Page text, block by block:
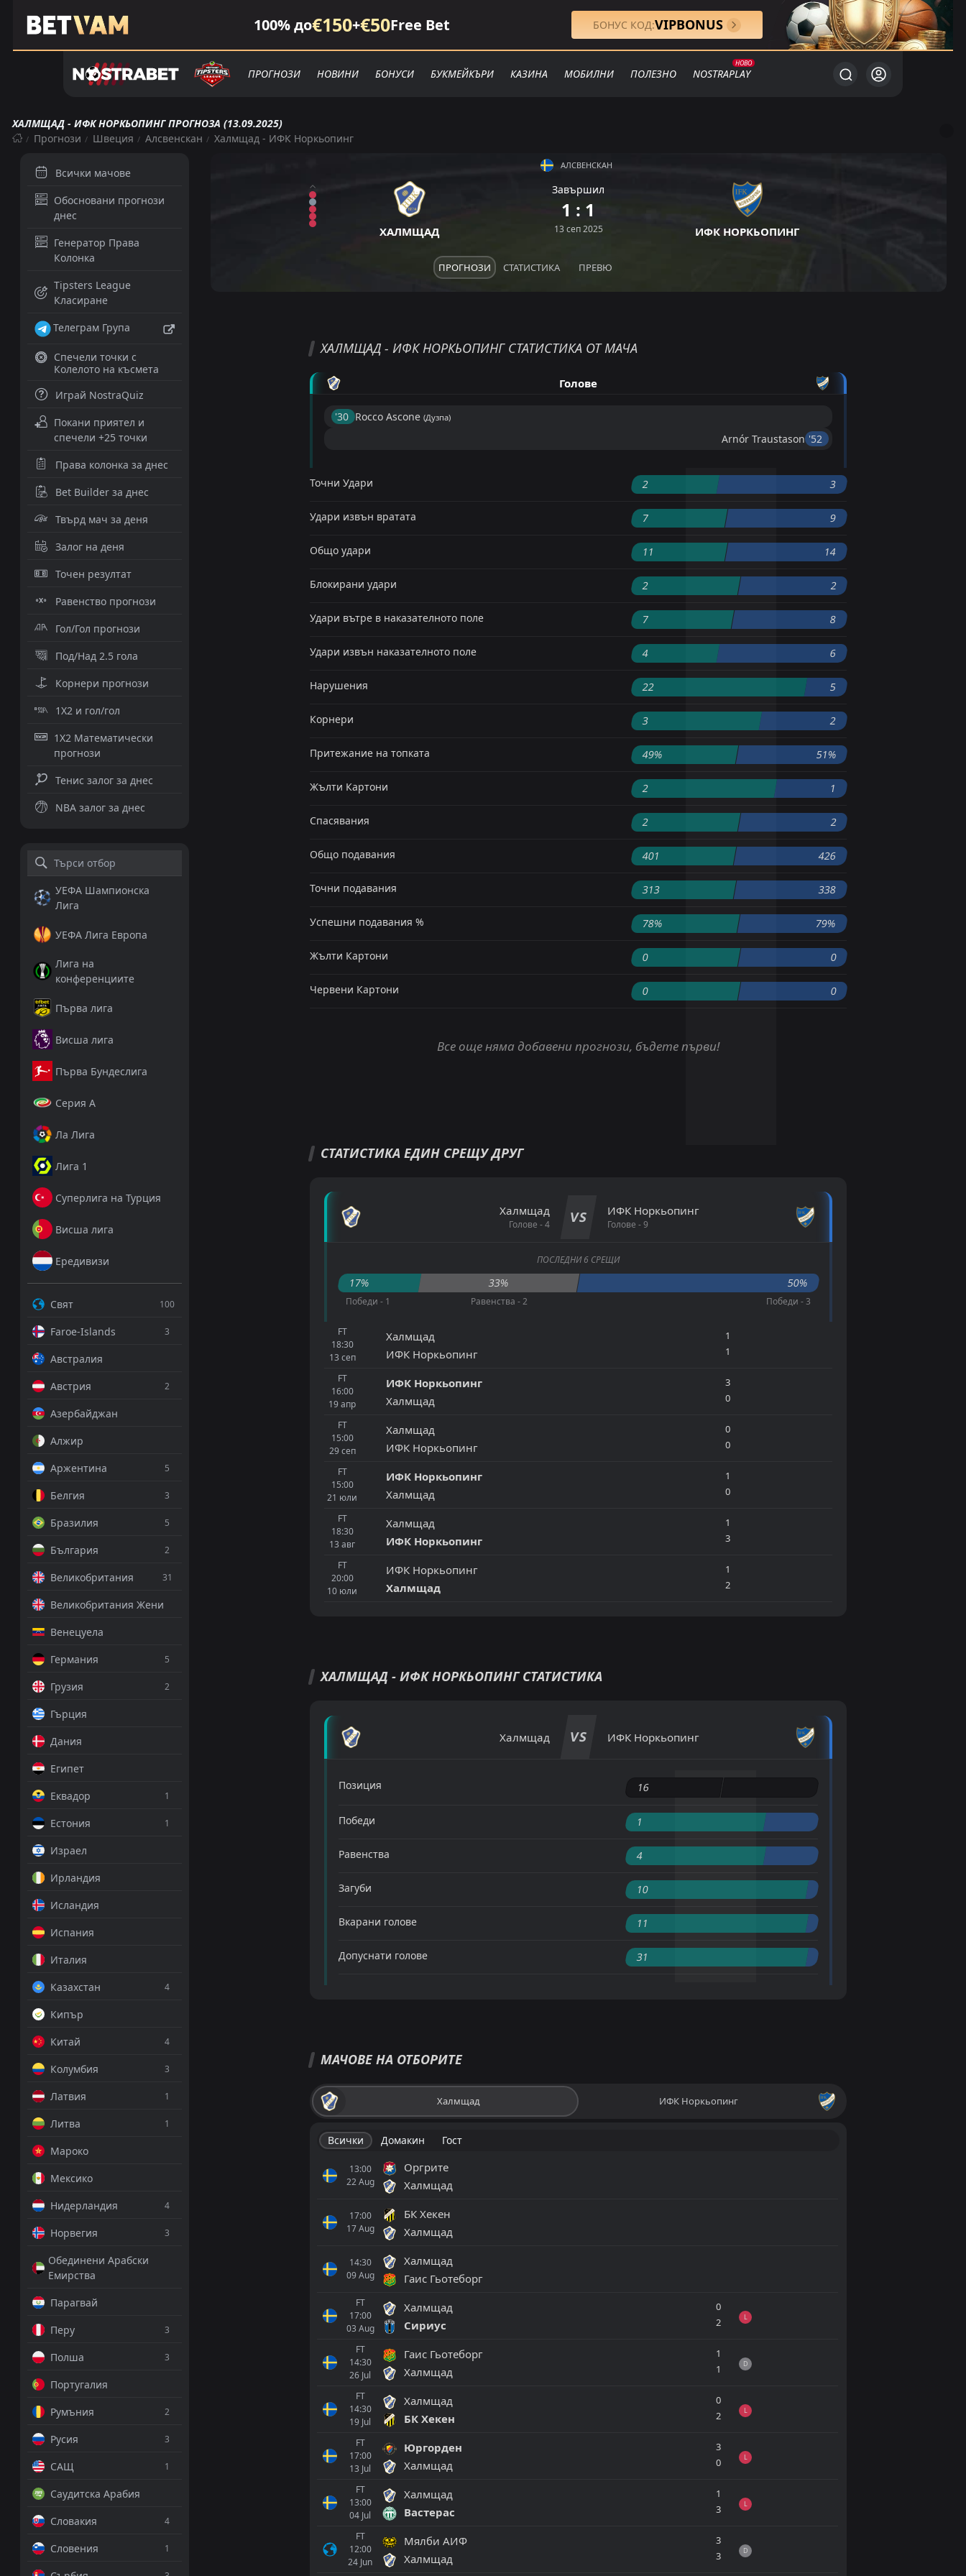
100% до€150+€50Free Bet БОНУС КОД:VIPBONUS
ПРОГНОЗИ НОВИНИ БОНУСИ БУКМЕЙКЪРИ КАЗИНА МОБИЛНИ ПОЛЕЗНО NOSTRAPLAY
ХАЛМЩАД - ИФК НОРКЬОПИНГ ПРОГНОЗА (13.09.2025)
Прогнози
Швеция Алсвенскан Халмщад - ИФК Норкьопинг
Всички мачове
Обосновани прогнози
днес
Генератор Права
Колонка
Tipsters League
Класиране
Телеграм Група
Спечели точки с
Колелото на късмета
Играй NostraQuiz
Покани приятел и
спечели +25 точки
Права колонка за днес
Bet Builder за днес
Твърд мач за деня
Залог на деня
Точен резултат
Равенство прогнози
Гол/Гол прогнози
Под/Над 2.5 гола
Корнери прогнози
1X2 и гол/гол
1X2 Математически
прогнози
Тенис залог за днес
NBA залог за днес
УЕФА Шампионска
Лига
УЕФА Лига Европа
Лига на
конференциите
Първа лига
Висша лига
Първа Бундеслига
Серия А
Ла Лига
Лига 1
Суперлига на Турция
Висша лига
Ередивизи
Свят 100
Faroe-Islands 3
Австралия
Австрия
2
Азербайджан
Алжир
Аржентина
5
Белгия 3
Бразилия 5
България 2
Великобритания 31
Великобритания Жени
Венецуела
Германия
5
Грузия 2
Гърция
Дания
Египет
Еквадор
1
Естония 1
Израел
Ирландия
Исландия
Испания
Италия
Казахстан
4
Кипър
Китай
4
Колумбия 3
Латвия 1
Литва 1
Мароко
Мексико
Нидерландия
4
Норвегия 3
Обединени Арабски
Емирства
Парагвай
Перу
3
Полша 3
Португалия
Румъния
2
Русия 3
САЩ 1
Саудитска Арабия
Словакия
4
Словения 1
АЛСВЕНСКАН
ХАЛМЩАД
Завършил
1 : 1
13 сеп 2025 ИФК НОРКЬОПИНГ
ПРОГНОЗИ СТАТИСТИКА ПРЕВЮ
ХАЛМЩАД - ИФК НОРКЬОПИНГ СТАТИСТИКА ОТ МАЧА
Голове
'30 ︎ Rocco Ascone (Дузпа)
Arnór Traustason '52 ︎
Точни Удари 2 3
Удари извън вратата 7 9
Общо удари 11 14
Блокирани удари 2 2
Удари вътре в наказателното поле 7 8
Удари извън наказателното поле 4 6
Нарушения 22 5
Корнери 3 2
Притежание на топката 49% 51%
Жълти Картони 2 1
Спасявания 2 2
Общо подавания 401 426
Точни подавания 313 338
Успешни подавания % 78% 79%
Жълти Картони 0 0
Червени Картони 0 0
Все още няма добавени прогнози, бъдете първи!
СТАТИСТИКА ЕДИН СРЕЩУ ДРУГ
Халмщад
Голове - 4 VS ИФК Норкьопинг
Голове - 9
ПОСЛЕДНИ 6 СРЕЩИ
17% 33% 50%
Победи - 1 Равенства - 2 Победи - 3
FT
18:30
13 сеп
Халмщад
ИФК Норкьопинг
1
1
FT
16:00
19апр
ИФК Норкьопинг
Халмщад
3
0
FT
15:00
29сеп
Халмщад
ИФК Норкьопинг
0
0
FT
15:00
21 юли
ИФК Норкьопинг
Халмщад
1
0
FT
18:30
13 авг
Халмщад
ИФК Норкьопинг
1
3
FT
20:00
10 юли
ИФК Норкьопинг
Халмщад
1
2
ХАЛМЩАД - ИФК НОРКЬОПИНГ СТАТИСТИКА
Халмщад VS ИФК Норкьопинг
Позиция 16
Победи 1
Равенства 4
Загуби 10
Вкарани голове 11
Допуснати голове 31
МАЧОВЕ НА ОТБОРИТЕ
Халмщад ИФК Норкьопинг
Всички Домакин Гост
13:00
22Aug
Оргрите
Халмщад
17:00
17Aug
БК Хекен
Халмщад
14:30
09Aug
Халмщад
Гаис Гьотеборг
FT
17:00
03 Aug
Халмщад
Сириус
0
2
L
FT
14:30
26 Jul
Гаис Гьотеборг
Халмщад
1
1
D
FT
14:30
19 Jul
Халмщад
БК Хекен
0
2
L
FT
17:00
13 Jul
Юргорден
Халмщад
3
0
L
FT
13:00
04 Jul
Халмщад
Вастерас
1
3
L
FT
12:00
24 Jun
Мялби АИФ
Халмщад
3
3
D